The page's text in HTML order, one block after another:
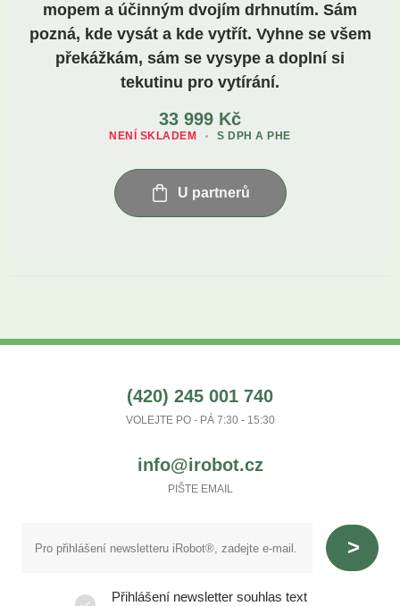
mopem a účinným dvojím drhnutím. Sám
pozná, kde vysát a kde vytřít. Vyhne se všem
překážkám, sám se vysype a doplní si
tekutinu pro vytírání.
33 999 Kč
S DPH A PHE
NENÍ SKLADEM
U partnerů
(420) 245 001 740
VOLEJTE PO - PÁ 7:30 - 15:30
info@irobot.cz
PIŠTE EMAIL
Přihlášení newsletter souhlas text